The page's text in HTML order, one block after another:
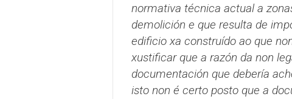
normativa técnica actual a
demolición e que resulta de
edificio xa construído ao que
xustificar que a razón da non
documentación que debería
isto non é certo posto que a